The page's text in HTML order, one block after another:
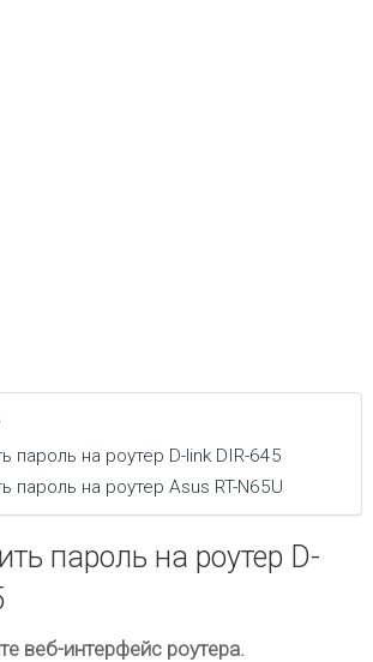
пароль на роутер D-link DIR-645
пароль на роутер Asus RT-N65U
пароль на роутер D-
веб-интерфейс роутера.